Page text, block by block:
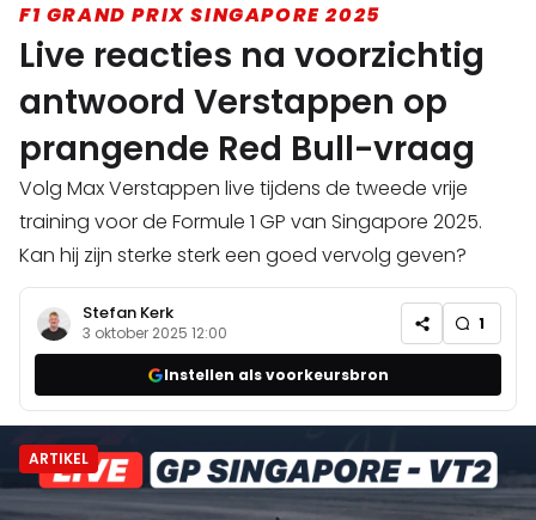
F1 GRAND PRIX SINGAPORE 2025
Live reacties na voorzichtig
antwoord Verstappen op
prangende Red Bull-vraag
Volg Max Verstappen live tijdens de tweede vrije
training voor de Formule 1 GP van Singapore 2025.
Kan hij zijn sterke sterk een goed vervolg geven?
Stefan Kerk
3 oktober 2025 12:00 1
Instellen als voorkeursbron
ARTIKEL